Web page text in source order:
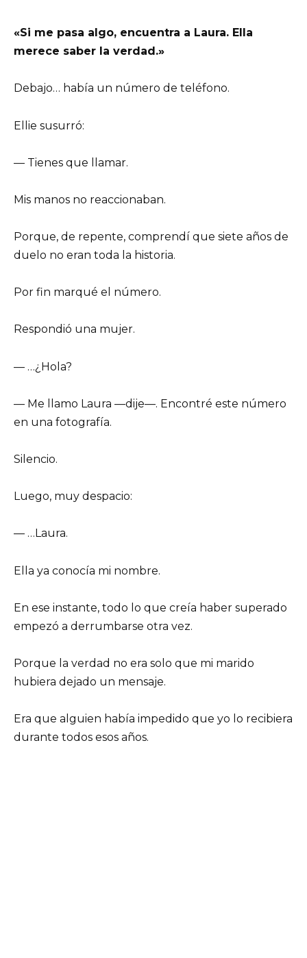
«Si me pasa algo, encuentra a Laura. Ella
merece saber la verdad.»
Debajo… había un número de teléfono.
Ellie susurró:
— Tienes que llamar.
Mis manos no reaccionaban.
Porque, de repente, comprendí que siete años de
duelo no eran toda la historia.
Por fin marqué el número.
Respondió una mujer.
— …¿Hola?
— Me llamo Laura —dije—. Encontré este número
en una fotografía.
Silencio.
Luego, muy despacio:
— …Laura.
Ella ya conocía mi nombre.
En ese instante, todo lo que creía haber superado
empezó a derrumbarse otra vez.
Porque la verdad no era solo que mi marido
hubiera dejado un mensaje.
Era que alguien había impedido que yo lo recibiera
durante todos esos años.